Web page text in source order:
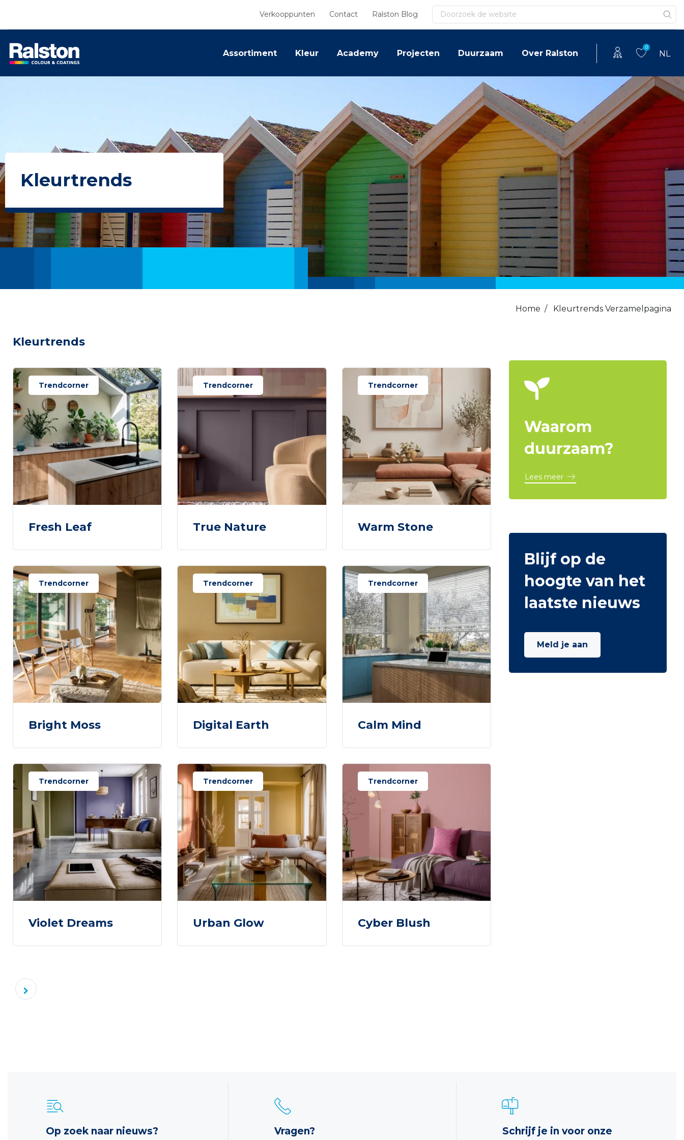
Verkooppunten Contact Ralston Blog Zoeken
Assortiment Kleur Academy Projecten Duurzaam Over Ralston
0
NL
Kleurtrends
Home / Kleurtrends Verzamelpagina
Kleurtrends
Trendcorner
Fresh Leaf
Trendcorner
True Nature
Trendcorner
Warm Stone
Trendcorner
Bright Moss
Trendcorner
Digital Earth
Trendcorner
Calm Mind
Trendcorner
Violet Dreams
Trendcorner
Urban Glow
Trendcorner
Cyber Blush
Waarom
duurzaam?
Lees meer
Blijf op de
hoogte van het
laatste nieuws
Meld je aan
Op zoek naar nieuws? Vragen? Schrijf je in voor onze